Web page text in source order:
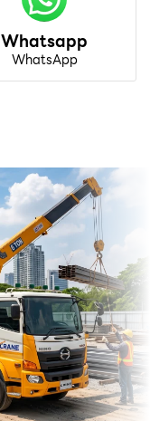
Whatsapp
WhatsApp